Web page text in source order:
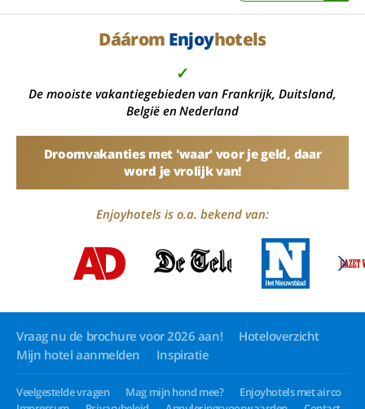
Dáárom Enjoyhotels
✓
De mooiste vakantiegebieden van Frankrijk, Duitsland,
België en Nederland
Droomvakanties met 'waar' voor je geld, daar
word je vrolijk van!
Enjoyhotels is o.a. bekend van:
Vraag nu de brochure voor 2026 aan!
Hoteloverzicht
Mijn hotel aanmelden
Inspiratie
Veelgestelde vragen Mag mijn hond mee?
Enjoyhotels met airco